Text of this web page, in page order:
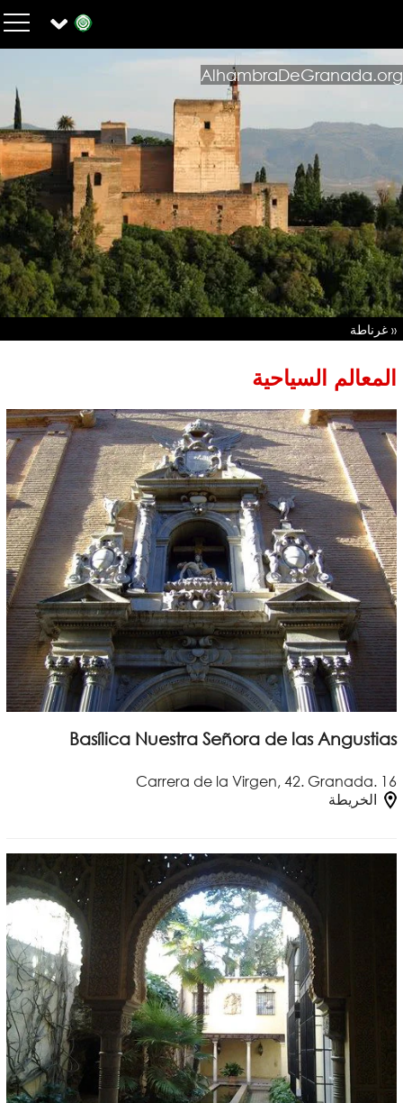
AlhambraDeGranada.org
« غرناطة
المعالم السياحية
Basílica Nuestra Señora de las Angustias
Carrera de la Virgen, 42. Granada. 16
الخريطة